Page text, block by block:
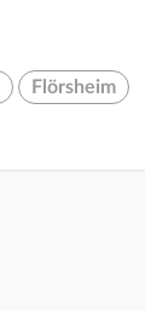
Flörsheim